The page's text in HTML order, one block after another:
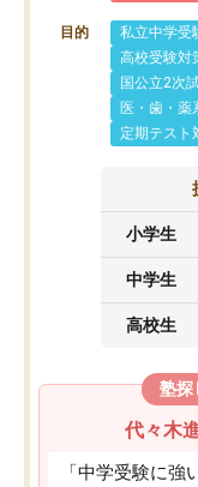
目的 私立中学受
高校受験対
国公立2次
医・歯・薬
定期テスト
小学生
中学生
高校生
塾探
代々木
「中学受験に